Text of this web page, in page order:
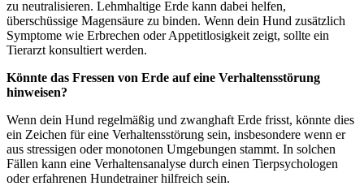
zu neutralisieren. Lehmhaltige Erde kann dabei helfen,
überschüssige Magensäure zu binden. Wenn dein Hund zusätzlich
Symptome wie Erbrechen oder Appetitlosigkeit zeigt, sollte ein
Tierarzt konsultiert werden.
Könnte das Fressen von Erde auf eine Verhaltensstörung
hinweisen?
Wenn dein Hund regelmäßig und zwanghaft Erde frisst, könnte dies
ein Zeichen für eine Verhaltensstörung sein, insbesondere wenn er
aus stressigen oder monotonen Umgebungen stammt. In solchen
Fällen kann eine Verhaltensanalyse durch einen Tierpsychologen
oder erfahrenen Hundetrainer hilfreich sein.